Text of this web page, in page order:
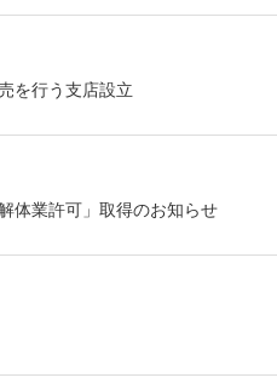
を行う支店設立
体業許可」取得のお知らせ